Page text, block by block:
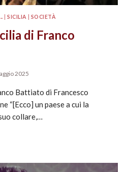
|SICILIA SOCIETÀ
di Franco
2025
Battiato di Francesco
“[Ecco] un paese a cui la
collare,…